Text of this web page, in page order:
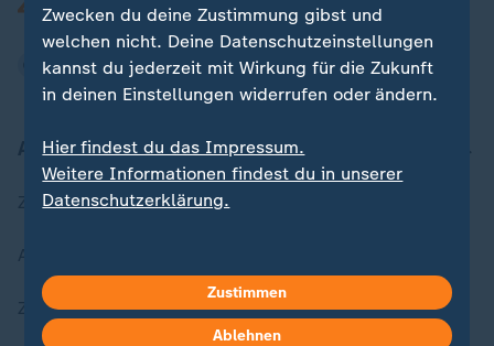
Aktuell bei ZDFheute
Zuletzt veröffentlicht
ZDFheute Stories
Zwecken du deine Zustimmung gibst und
welchen nicht. Deine Datenschutzeinstellungen
kannst du jederzeit mit Wirkung für die Zukunft
in deinen Einstellungen widerrufen oder ändern.
Hier findest du das Impressum.
Weitere Informationen findest du in unserer
Datenschutzerklärung.
Zustimmen
Ablehnen